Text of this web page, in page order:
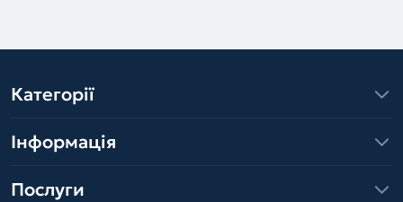
Категорії
Інформація
Послуги